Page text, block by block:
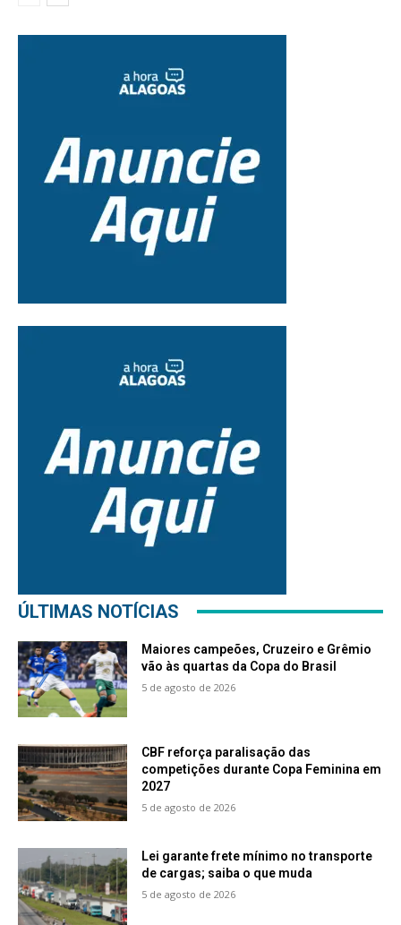
ÚLTIMAS NOTÍCIAS
Maiores campeões, Cruzeiro e Grêmio
vão às quartas da Copa do Brasil
5 de agosto de 2026
CBF reforça paralisação das
competições durante Copa Feminina em
2027
5 de agosto de 2026
Lei garante frete mínimo no transporte
de cargas; saiba o que muda
5 de agosto de 2026